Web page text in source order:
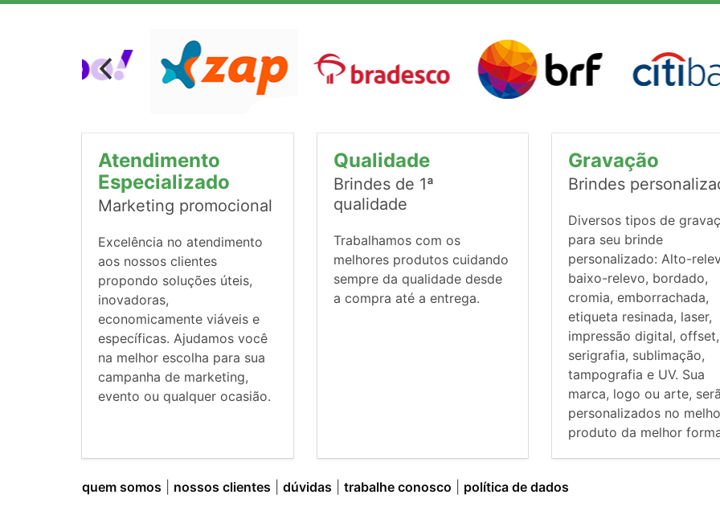
Atendimento
Especializado
Marketing promocional
Excelência no atendimento
aos nossos clientes
propondo soluções úteis,
inovadoras,
economicamente viáveis e
específicas. Ajudamos você
na melhor escolha para sua
campanha de marketing,
evento ou qualquer ocasião.
Qualidade
Brindes de 1ª
qualidade
Trabalhamos com os
melhores produtos cuidando
sempre da qualidade desde
a compra até a entrega.
Gravação
Brindes
Diversos tipos de
para seu brinde
personalizado: Alto-
baixo-relevo, bordado,
cromia, emborrachada,
etiqueta resinada, laser,
impressão digital, offset,
serigrafia, sublimação,
tampografia e UV. Sua
marca, logo ou arte,
personalizados no
produto da melhor
quem somos nossos clientes dúvidas trabalhe conosco política de dados